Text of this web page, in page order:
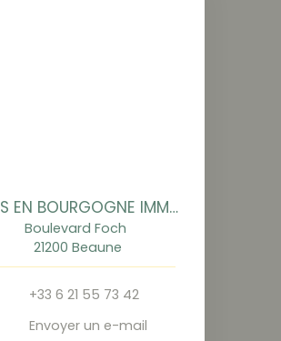
BIENS EN BOURGOGNE IMMOBILIER
Boulevard Foch
21200 Beaune
+33 6 21 55 73 42
Envoyer un e-mail